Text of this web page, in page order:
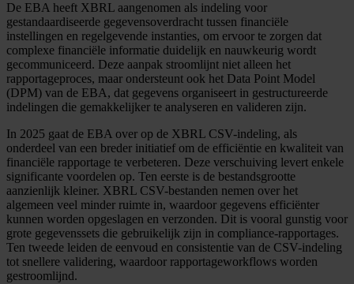
De EBA heeft XBRL aangenomen als indeling voor
gestandaardiseerde gegevensoverdracht tussen financiële
instellingen en regelgevende instanties, om ervoor te zorgen dat
complexe financiële informatie duidelijk en nauwkeurig wordt
gecommuniceerd. Deze aanpak stroomlijnt niet alleen het
rapportageproces, maar ondersteunt ook het Data Point Model
(DPM) van de EBA, dat gegevens organiseert in gestructureerde
indelingen die gemakkelijker te analyseren en valideren zijn.
In 2025 gaat de EBA over op de XBRL CSV-indeling, als
onderdeel van een breder initiatief om de efficiëntie en kwaliteit van
financiële rapportage te verbeteren. Deze verschuiving levert enkele
significante voordelen op. Ten eerste is de bestandsgrootte
aanzienlijk kleiner. XBRL CSV-bestanden nemen over het
algemeen veel minder ruimte in, waardoor gegevens efficiënter
kunnen worden opgeslagen en verzonden. Dit is vooral gunstig voor
grote gegevenssets die gebruikelijk zijn in compliance-rapportages.
Ten tweede leiden de eenvoud en consistentie van de CSV-indeling
tot snellere validering, waardoor rapportageworkflows worden
gestroomlijnd.